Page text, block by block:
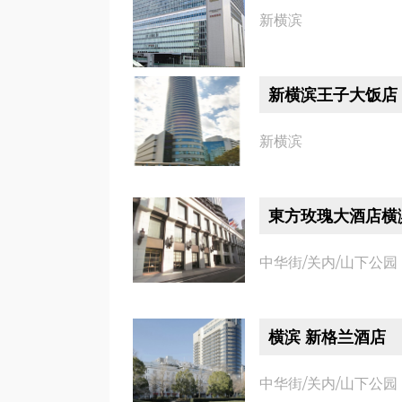
新横滨
新横滨王子大饭店
新横滨
東方玫瑰大酒店横
中华街/关内/山下公园
横滨 新格兰酒店
中华街/关内/山下公园